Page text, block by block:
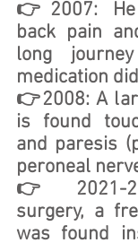
👉2007:
back pain
long
medication
👉2008: A
is found
and paresis
peroneal
👉2021-
surgery, a
was found